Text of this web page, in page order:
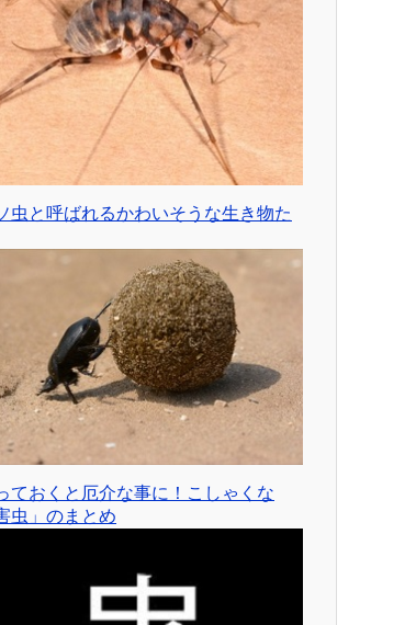
虫と呼ばれるかわいそうな生き物た
ておくと厄介な事に！こしゃくな
虫」のまとめ